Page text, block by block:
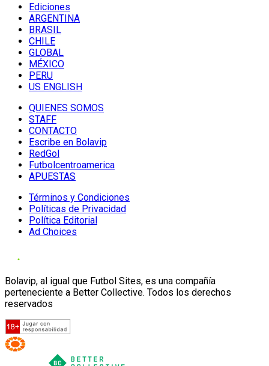
Ediciones
ARGENTINA
BRASIL
CHILE
GLOBAL
MÉXICO
PERU
US ENGLISH
QUIENES SOMOS
STAFF
CONTACTO
Escribe en Bolavip
RedGol
Futbolcentroamerica
APUESTAS
Términos y Condiciones
Políticas de Privacidad
Política Editorial
Ad Choices
Bolavip, al igual que Futbol Sites, es una compañía
perteneciente a Better Collective. Todos los derechos
reservados